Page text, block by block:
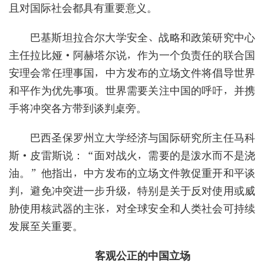
且对国际社会都具有重要意义。
巴基斯坦拉合尔大学安全、战略和政策研究中心
主任拉比娅·阿赫塔尔说，作为一个负责任的联合国
安理会常任理事国，中方发布的立场文件将倡导世界
和平作为优先事项。世界需要关注中国的呼吁，并携
手将冲突各方带到谈判桌旁。
巴西圣保罗州立大学经济与国际研究所主任马科
斯·皮雷斯说：“面对战火，需要的是泼水而不是浇
油。”他指出，中方发布的立场文件敦促重开和平谈
判，避免冲突进一步升级，特别是关于反对使用或威
胁使用核武器的主张，对全球安全和人类社会可持续
发展至关重要。
客观公正的中国立场